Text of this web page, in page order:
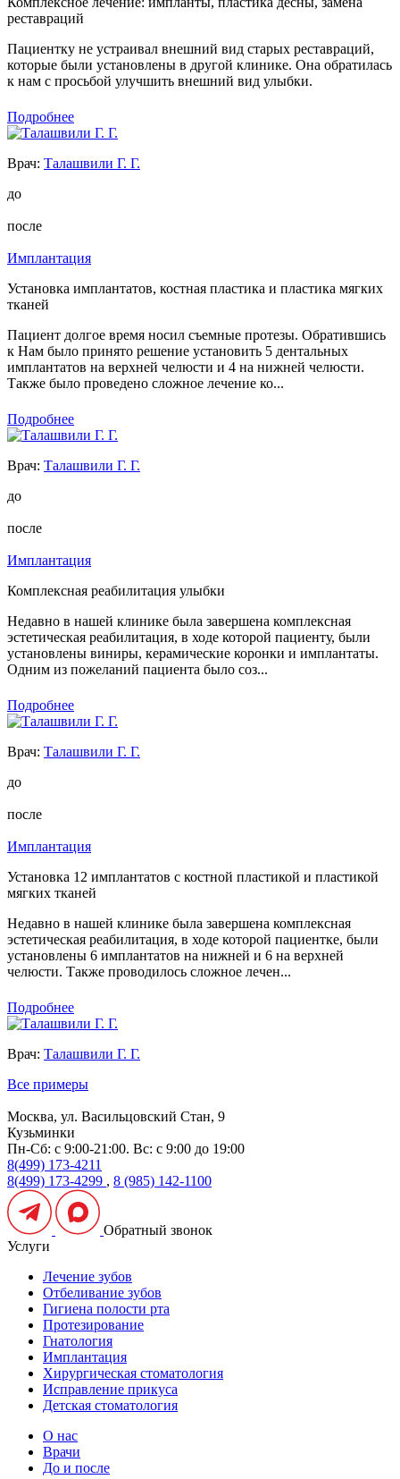
реставраций
Пациентку не устраивал внешний вид старых реставраций,
которые были установлены в другой клинике. Она обратилась
к нам с просьбой улучшить внешний вид улыбки.
Подробнее
Врач: Талашвили Г. Г.
до
после
Имплантация
Установка имплантатов, костная пластика и пластика мягких
тканей
Пациент долгое время носил съемные протезы. Обратившись
к Нам было принято решение установить 5 дентальных
имплантатов на верхней челюсти и 4 на нижней челюсти.
Также было проведено сложное лечение ко...
Подробнее
Врач: Талашвили Г. Г.
до
после
Имплантация
Комплексная реабилитация улыбки
Недавно в нашей клинике была завершена комплексная
эстетическая реабилитация, в ходе которой пациенту, были
установлены виниры, керамические коронки и имплантаты.
Одним из пожеланий пациента было соз...
Подробнее
Врач: Талашвили Г. Г.
до
после
Имплантация
Установка 12 имплантатов с костной пластикой и пластикой
мягких тканей
Недавно в нашей клинике была завершена комплексная
эстетическая реабилитация, в ходе которой пациентке, были
установлены 6 имплантатов на нижней и 6 на верхней
челюсти. Также проводилось сложное лечен...
Подробнее
Врач: Талашвили Г. Г.
Все примеры
Москва, ул. Васильцовский Стан, 9
Кузьминки
Пн-Сб: с 9:00-21:00. Вс: с 9:00 до 19:00
8(499) 173-4211
8(499) 173-4299 , 8 (985) 142-1100
Обратный звонок
Услуги
Лечение зубов
Отбеливание зубов
Гигиена полости рта
Протезирование
Гнатология
Имплантация
Хирургическая стоматология
Исправление прикуса
Детская стоматология
О нас
Врачи
До и после